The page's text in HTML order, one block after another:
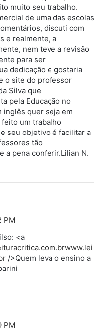
muito seu trabalho.
de uma das escolas
discuti com
e realmente, a
nem teve a revisão
para ser
dedicação e gostaria
o site do professor
Silva que
pela Educação no
inglês quer seja em
um trabalho
seu objetivo é facilitar a
tão
a pena conferir.Lilian N.
PM
<a
/>Quem leva o ensino a
PM